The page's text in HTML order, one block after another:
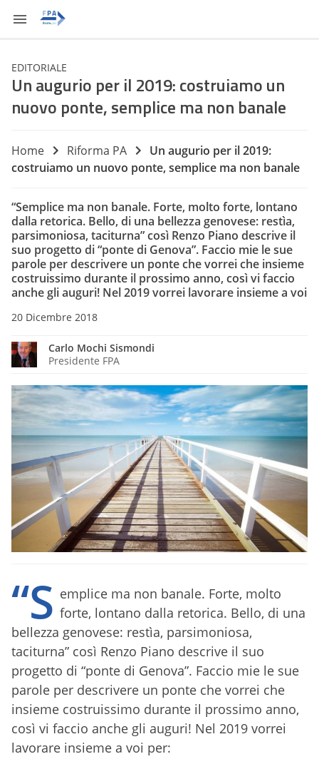
EDITORIALE
Un augurio per il 2019: costruiamo un
nuovo ponte, semplice ma non banale
Home Riforma PA
Un augurio per il 2019:
costruiamo un nuovo ponte, semplice ma non banale
“Semplice ma non banale. Forte, molto forte, lontano
dalla retorica. Bello, di una bellezza genovese: restìa,
parsimoniosa, taciturna” così Renzo Piano descrive il
suo progetto di “ponte di Genova”. Faccio mie le sue
parole per descrivere un ponte che vorrei che insieme
costruissimo durante il prossimo anno, così vi faccio
anche gli auguri! Nel 2019 vorrei lavorare insieme a voi
20 Dicembre 2018
Carlo Mochi Sismondi
Presidente FPA
“S emplice ma non banale. Forte, molto
forte, lontano dalla retorica. Bello, di una
bellezza genovese: restìa, parsimoniosa,
taciturna” così Renzo Piano descrive il suo
progetto di “ponte di Genova”. Faccio mie le sue
parole per descrivere un ponte che vorrei che
insieme costruissimo durante il prossimo anno,
così vi faccio anche gli auguri! Nel 2019 vorrei
lavorare insieme a voi per: